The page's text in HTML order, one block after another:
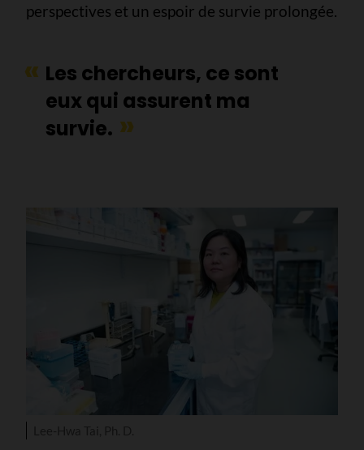
perspectives et un espoir de survie prolongée.
Les chercheurs, ce sont
eux qui assurent ma
survie.